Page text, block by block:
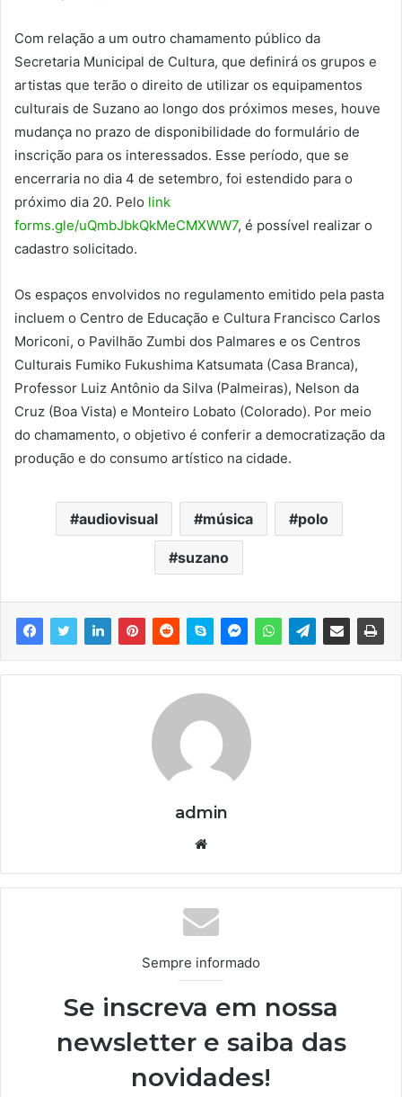
Com relação a um outro chamamento público da
Secretaria Municipal de Cultura, que definirá os grupos e
artistas que terão o direito de utilizar os equipamentos
culturais de Suzano ao longo dos próximos meses, houve
mudança no prazo de disponibilidade do formulário de
inscrição para os interessados. Esse período, que se
encerraria no dia 4 de setembro, foi estendido para o
próximo dia 20. Pelo link
forms.gle/uQmbJbkQkMeCMXWW7, é possível realizar o
cadastro solicitado.
Os espaços envolvidos no regulamento emitido pela pasta
incluem o Centro de Educação e Cultura Francisco Carlos
Moriconi, o Pavilhão Zumbi dos Palmares e os Centros
Culturais Fumiko Fukushima Katsumata (Casa Branca),
Professor Luiz Antônio da Silva (Palmeiras), Nelson da
Cruz (Boa Vista) e Monteiro Lobato (Colorado). Por meio
do chamamento, o objetivo é conferir a democratização da
produção e do consumo artístico na cidade.
audiovisual música polo
suzano
admin
te
Sempre informado
Se inscreva em nossa
newsletter e saiba das
novidades!